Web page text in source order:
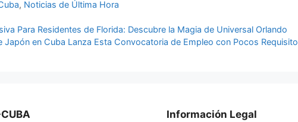
, Noticias de Última Hora
Para Residentes de Florida: Descubre la Magia de Universal Orlando
Japón en Cuba Lanza Esta Convocatoria de Empleo con Pocos
Información Legal